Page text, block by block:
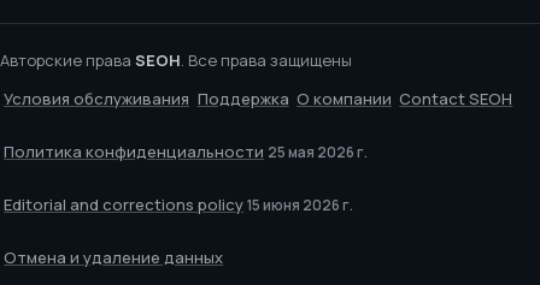
Авторские права SEOH. Все права защищены
Условия обслуживания Поддержка О компании Contact SEOH
Политика конфиденциальности 25 мая 2026 г.
Editorial and corrections policy 15 июня 2026 г.
Отмена и удаление данных